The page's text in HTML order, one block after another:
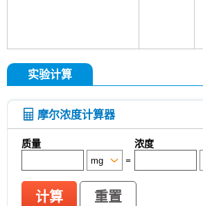
实验计算
摩尔浓度计算器
质量 浓度
=
计算 重置